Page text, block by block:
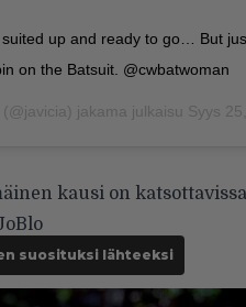
up and ready to go… But
on the Batsuit. @cwbatwoman
(@javicia) jakama julkaisu Syys
kausi on
suosituksi lähteeksi